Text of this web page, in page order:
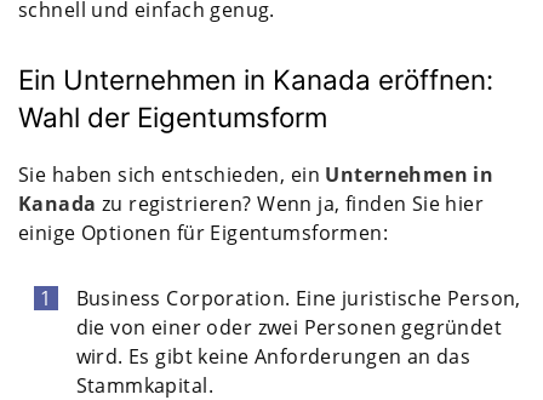
schnell und einfach genug.
Ein Unternehmen in Kanada eröffnen:
Wahl der Eigentumsform
Sie haben sich entschieden, ein Unternehmen in
Kanada zu registrieren? Wenn ja, finden Sie hier
einige Optionen für Eigentumsformen:
Business Corporation. Eine juristische Person,
die von einer oder zwei Personen gegründet
wird. Es gibt keine Anforderungen an das
Stammkapital.